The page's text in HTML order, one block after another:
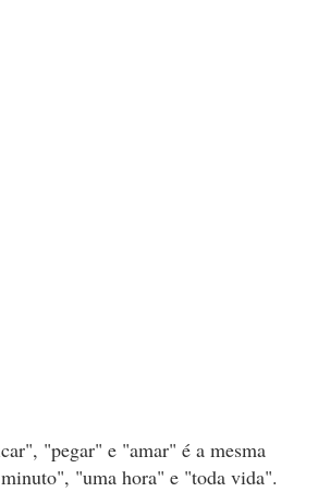
"pegar" e "amar" é a mesma
"uma hora" e "toda vida".